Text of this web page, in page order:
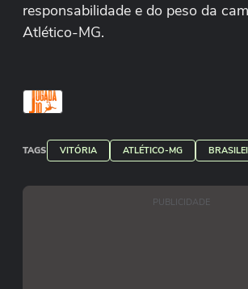
responsabilidade e do peso da
Atlético-MG.
TAGS VITÓRIA ATLÉTICO-MG
PUBLICIDADE